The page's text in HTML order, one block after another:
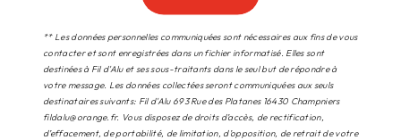
** Les données personnelles communiquées sont nécessaires aux fins de vous
contacter et sont enregistrées dans un fichier informatisé. Elles sont
destinées à Fil d'Alu et ses sous-traitants dans le seul but de répondre à
votre message. Les données collectées seront communiquées aux seuls
destinataires suivants: Fil d'Alu 693 Rue des Platanes 16430 Champniers
fildalu@orange.fr. Vous disposez de droits d’accès, de rectification,
d’effacement, de portabilité, de limitation, d’opposition, de retrait de votre